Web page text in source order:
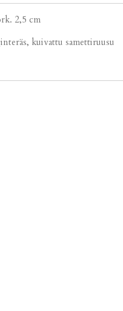
2,5 cm
kuivattu samettiruusu